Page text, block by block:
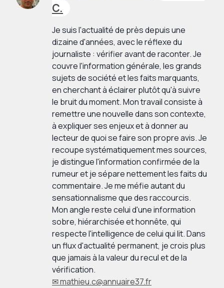
C.
Je suis l'actualité de près depuis une
dizaine d'années, avec le réflexe du
journaliste : vérifier avant de raconter. Je
couvre l'information générale, les grands
sujets de société et les faits marquants,
en cherchant à éclairer plutôt qu'à suivre
le bruit du moment. Mon travail consiste à
remettre une nouvelle dans son contexte,
à expliquer ses enjeux et à donner au
lecteur de quoi se faire son propre avis. Je
recoupe systématiquement mes sources,
je distingue l'information confirmée de la
rumeur et je sépare nettement les faits du
commentaire. Je me méfie autant du
sensationnalisme que des raccourcis.
Mon angle reste celui d'une information
sobre, hiérarchisée et honnête, qui
respecte l'intelligence de celui qui lit. Dans
un flux d'actualité permanent, je crois plus
que jamais à la valeur du recul et de la
vérification.
✉ mathieu.c@annuaire37.fr